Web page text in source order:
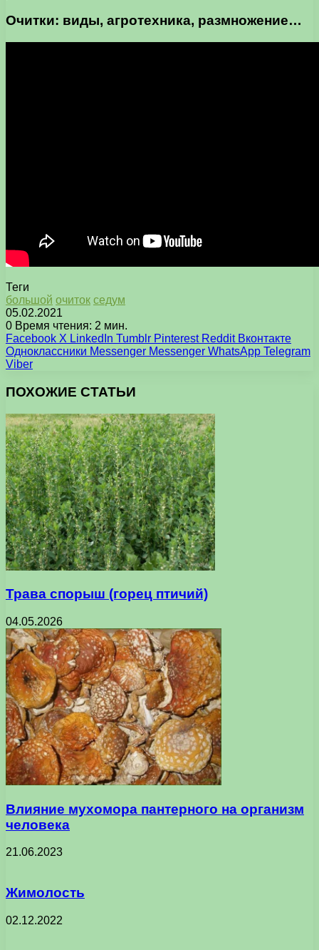
Очитки: виды, агротехника, размножение…
Теги
большой очиток седум
05.02.2021
0 Время чтения: 2 мин.
Facebook X LinkedIn Tumblr Pinterest Reddit Вконтакте
Одноклассники Messenger Messenger WhatsApp Telegram
Viber
ПОХОЖИЕ СТАТЬИ
Трава спорыш (горец птичий)
04.05.2026
Влияние мухомора пантерного на организм
человека
21.06.2023
Жимолость
02.12.2022